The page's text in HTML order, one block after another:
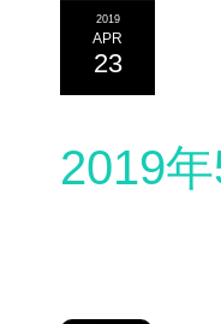
2019
APR
23
2019